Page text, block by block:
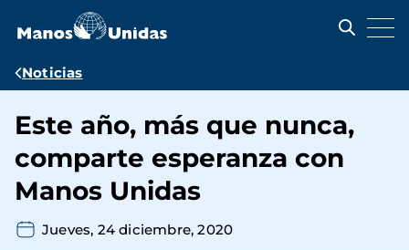
contenido
Ruta
navegación
Noticias
Este año, más que nunca,
comparte esperanza con
Manos Unidas
Jueves, 24 diciembre, 2020